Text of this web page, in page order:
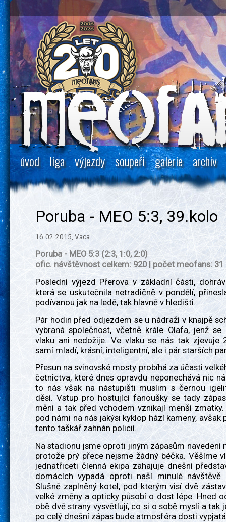
úvod liga výjezdy soupeři galerie archiv
Poruba - MEO 5:3, 39.kolo
16.02.2015, Vaca
Poruba - MEO 5:3 (2:3, 1:0, 2:0)
ofic. návštěvnost celkem: 920 | počet meofans: 31
Poslední výjezd Přerova v základní části,
která se uskutečnila netradičně v pondělí,
podívanou jak na ledě, tak hlavně v hledišti.
Pár hodin před odjezdem se u nádraží v knajpě
vybraná společnost, včetně krále Olafa, jenž se
vlaku ani nedožije. Ve vlaku se nás tak zjevuje
samí mladí, krásní, inteligentní, ale i pár starších
Přesun na svinovské mosty probíhá za účasti
četnictva, které dnes opravdu neponechává nic
to nás však na nástupišti muslim s černou
děsí. Vstup pro hostující fanoušky se tady
mění a tak před vchodem vznikají menší
pod námi na nás jakýsi kyklop hází kameny, avšak
tento taškář zahnán policií.
Na stadionu jsme oproti jiným zápasům navedení
protože prý přece nejsme žádný béčka. Věšíme
jednatřiceti členná ekipa zahajuje dnešní
domácích vypadá oproti naší minulé návštěvě
Slušně zaplněný kotel, pod kterým visí dvě
velké změny a opticky působí o dost lépe. Hned
obě dvě strany vysvětlují, co si o sobě myslí a tak
po celý dnešní zápas bude atmosféra dosti